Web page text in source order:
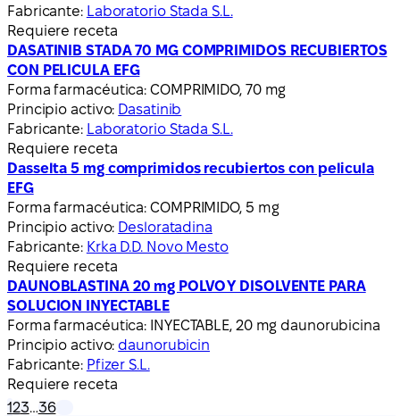
Fabricante: Laboratorio Stada S.L.
Requiere receta
DASATINIB STADA 70 MG COMPRIMIDOS RECUBIERTOS
CON PELICULA EFG
Forma farmacéutica: COMPRIMIDO, 70 mg
Principio activo: Dasatinib
Fabricante: Laboratorio Stada S.L.
Requiere receta
Dasselta 5 mg comprimidos recubiertos con pelicula
EFG
Forma farmacéutica: COMPRIMIDO, 5 mg
Principio activo: Desloratadina
Fabricante: Krka D.D. Novo Mesto
Requiere receta
DAUNOBLASTINA 20 mg POLVO Y DISOLVENTE PARA
SOLUCION INYECTABLE
Forma farmacéutica: INYECTABLE, 20 mg daunorubicina
Principio activo: daunorubicin
Fabricante: Pfizer S.L.
Requiere receta
123…36